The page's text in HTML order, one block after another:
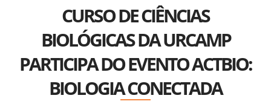
CURSO DE CIÊNCIAS
BIOLÓGICAS DA URCAMP
PARTICIPA DO EVENTO ACTBIO:
BIOLOGIA CONECTADA